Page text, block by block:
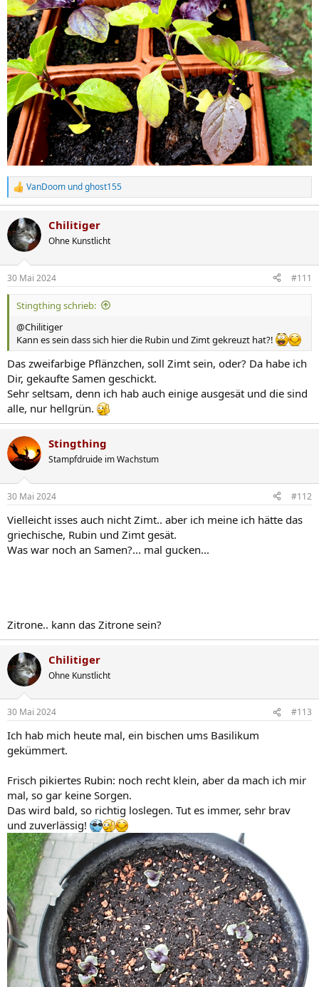
R
e
k
t
i
e
n
VanDoom undghost155
Chilitiger
Ohne Kunstlicht
30 Mai 2024 #111
Stingthing schrieb:
@Chilitiger
Kann es sein dass sich hier die Rubin und Zimt gekreuzt hat?!
Das zweifarbige Pflänzchen, soll Zimt sein, oder? Da habe ich
Dir, gekaufte Samen geschickt.
Sehr seltsam, denn ich hab auch einige ausgesät und die sind
alle, nur hellgrün.
Stingthing
Stampfdruide im Wachstum
30 Mai 2024 #112
Vielleicht isses auch nicht Zimt.. aber ich meine ich hätte das
griechische, Rubin und Zimt gesät.
Was war noch an Samen?... mal gucken...
Zitrone.. kann das Zitrone sein?
Chilitiger
Ohne Kunstlicht
30 Mai 2024 #113
Ich hab mich heute mal, ein bischen ums Basilikum
gekümmert.
Frisch pikiertes Rubin: noch recht klein, aber da mach ich mir
mal, so gar keine Sorgen.
Das wird bald, so richtig loslegen. Tut es immer, sehr brav
und zuverlässig!